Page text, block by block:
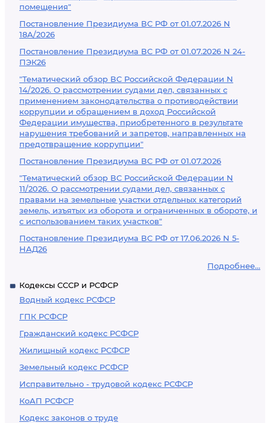
помещения"
Постановление Президиума ВС РФ от 01.07.2026 N
18А/2026
Постановление Президиума ВС РФ от 01.07.2026 N 24-
ПЭК26
"Тематический обзор ВС Российской Федерации N
14/2026. О рассмотрении судами дел, связанных с
применением законодательства о противодействии
коррупции и обращением в доход Российской
Федерации имущества, приобретенного в результате
нарушения требований и запретов, направленных на
предотвращение коррупции"
Постановление Президиума ВС РФ от 01.07.2026
"Тематический обзор ВС Российской Федерации N
11/2026. О рассмотрении судами дел, связанных с
правами на земельные участки отдельных категорий
земель, изъятых из оборота и ограниченных в обороте, и
с использованием таких участков"
Постановление Президиума ВС РФ от 17.06.2026 N 5-
НАД26
Подробнее...
Кодексы СССР и РСФСР
Водный кодекс РСФСР
ГПК РСФСР
Гражданский кодекс РСФСР
Жилищный кодекс РСФСР
Земельный кодекс РСФСР
Исправительно - трудовой кодекс РСФСР
КоАП РСФСР
Кодекс законов о труде